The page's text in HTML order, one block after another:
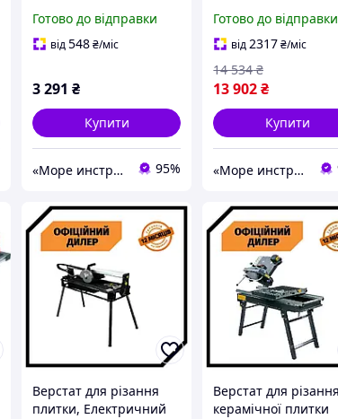
Готово до відправки
від548₴/міс
3 291 ₴
Купити
«Море инструментов» 95%
Готово до відправки
від2317₴/міс
13 902₴
14 534 ₴
Купити
«Море инструментов»
Верстат для різання
плитки, Електричний
Верстат для різання
керамічної плитки